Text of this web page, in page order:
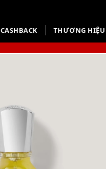
CASHBACK THƯƠNG HIỆU